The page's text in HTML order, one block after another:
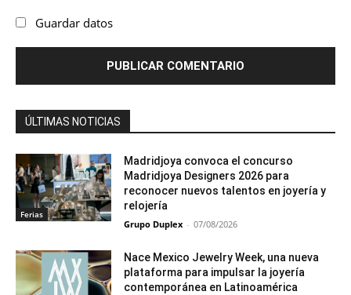
Guardar datos
ÚLTIMAS NOTICIAS
Ferias
Madridjoya convoca el concurso
Madridjoya Designers 2026 para
reconocer nuevos talentos en joyería y
relojería
Grupo Duplex - 07/08/2026
Nace Mexico Jewelry Week, una nueva
plataforma para impulsar la joyería
contemporánea en Latinoamérica